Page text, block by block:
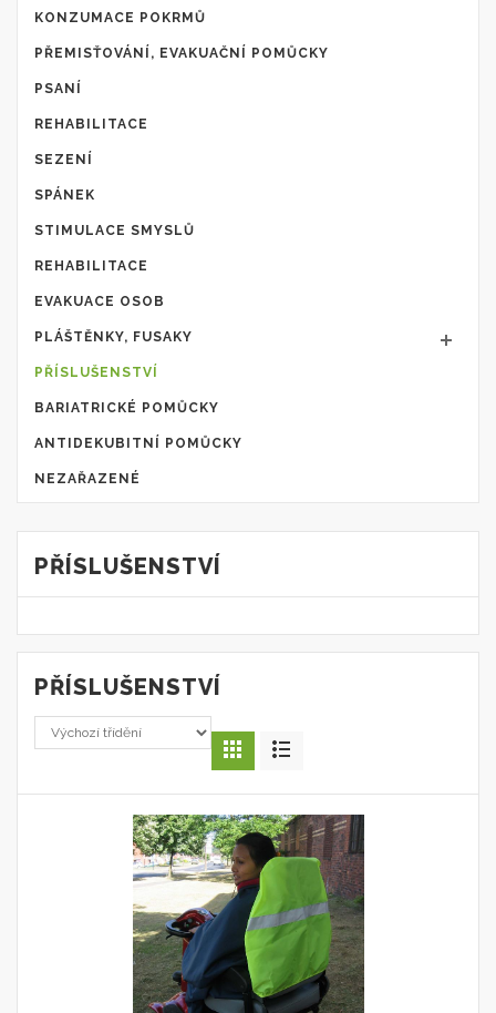
KONZUMACE POKRMŮ
PŘEMISŤOVÁNÍ, EVAKUAČNÍ POMŮCKY
PSANÍ
REHABILITACE
SEZENÍ
SPÁNEK
STIMULACE SMYSLŮ
REHABILITACE
EVAKUACE OSOB
PLÁŠTĚNKY, FUSAKY
PŘÍSLUŠENSTVÍ
BARIATRICKÉ POMŮCKY
ANTIDEKUBITNÍ POMŮCKY
NEZAŘAZENÉ
PŘÍSLUŠENSTVÍ
PŘÍSLUŠENSTVÍ